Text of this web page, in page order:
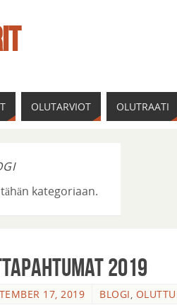
OLUTARVIOT OLUTRAATI
kategoriaan.
2019
17, 2019 BLOGI,